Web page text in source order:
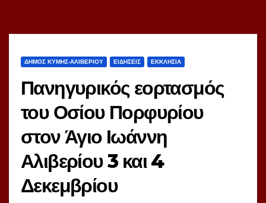
ΔΗΜΟΣ ΚΥΜΗΣ-ΑΛΙΒΕΡΙΟΥ ΕΙΔΗΣΕΙΣ ΕΚΚΛΗΣΙΑ
Πανηγυρικός εορτασμός
του Οσίου Πορφυρίου
στον Άγιο Ιωάννη
Αλιβερίου 3 και 4
Δεκεμβρίου